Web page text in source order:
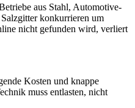
aus Stahl, Automotive-
konkurrieren um
nicht gefunden wird, verliert
Kosten und knappe
muss entlasten, nicht